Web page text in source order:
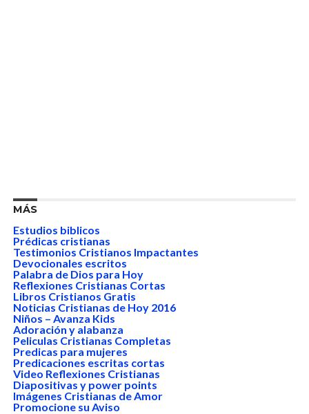
MÁS
Estudios biblicos
Prédicas cristianas
Testimonios Cristianos Impactantes
Devocionales escritos
Palabra de Dios para Hoy
Reflexiones Cristianas Cortas
Libros Cristianos Gratis
Noticias Cristianas de Hoy 2016
Niños – Avanza Kids
Adoración y alabanza
Peliculas Cristianas Completas
Predicas para mujeres
Predicaciones escritas cortas
Video Reflexiones Cristianas
Diapositivas y power points
Imágenes Cristianas de Amor
Promocione su Aviso